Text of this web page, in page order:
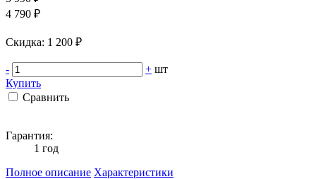
4 790 ₽
Cкидка: 1 200 ₽
- + шт
Купить
Сравнить
Гарантия:
1 год
Полное описание Характеристики